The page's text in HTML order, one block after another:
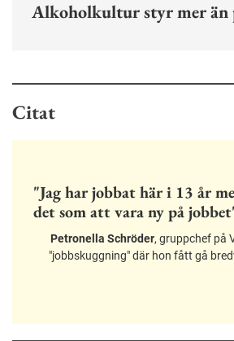
Alkoholkultur styr mer än
Citat
"Jag har jobbat här i 13 år
det som att vara ny på
Petronella Schröder, gruppchef på
"jobbskuggning" där hon fått gå